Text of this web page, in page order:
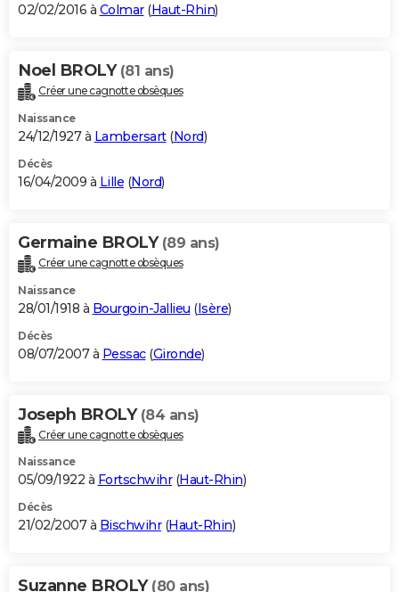
02/02/2016 à Colmar(Haut-Rhin)
Noel BROLY (81 ans)
Créer une cagnotte obsèques
Naissance
24/12/1927 à Lambersart(Nord)
Décès
16/04/2009 à Lille (Nord)
Germaine BROLY (89 ans)
Créer une cagnotte obsèques
Naissance
28/01/1918 à Bourgoin-Jallieu (Isère)
Décès
08/07/2007 à Pessac(Gironde)
Joseph BROLY (84 ans)
Créer une cagnotte obsèques
Naissance
05/09/1922 à Fortschwihr(Haut-Rhin)
Décès
21/02/2007 à Bischwihr(Haut-Rhin)
Suzanne BROLY (80 ans)